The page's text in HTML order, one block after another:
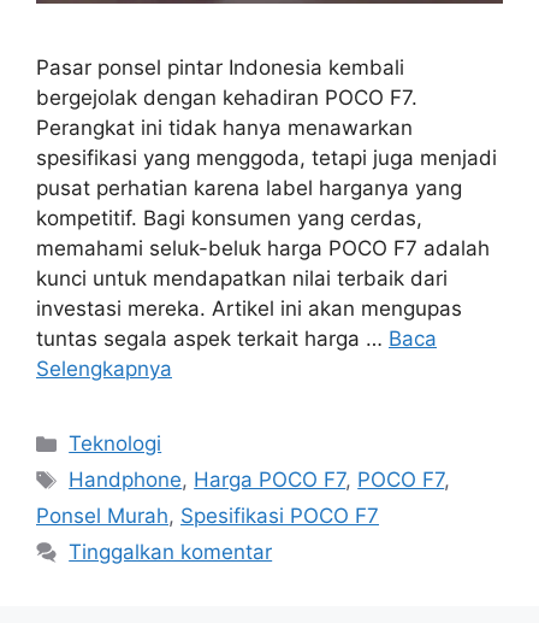
Pasar ponsel pintar Indonesia kembali
bergejolak dengan kehadiran POCO F7.
Perangkat ini tidak hanya menawarkan
spesifikasi yang menggoda, tetapi juga menjadi
pusat perhatian karena label harganya yang
kompetitif. Bagi konsumen yang cerdas,
memahami seluk-beluk harga POCO F7 adalah
kunci untuk mendapatkan nilai terbaik dari
investasi mereka. Artikel ini akan mengupas
tuntas segala aspek terkait harga … Baca
Selengkapnya
Kategori
Teknologi
Tag
Handphone, Harga POCO F7, POCO F7,
Ponsel Murah, Spesifikasi POCO F7
Tinggalkan komentar